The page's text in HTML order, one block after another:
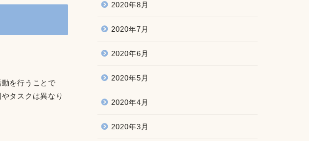
を行うことで
タスクは異なり
2020年8月
2020年7月
2020年6月
2020年5月
2020年4月
2020年3月